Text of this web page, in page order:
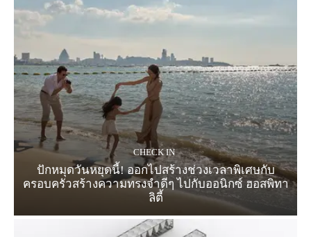
CHECK IN
ปักหมุดวันหยุดนี้! ออกไปสร้างช่วงเวลาพิเศษกับ
ครอบครัวสร้างความทรงจำดีๆ ไปกับออนิกซ์ ฮอสพิทา
ลิตี้